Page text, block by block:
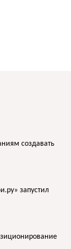
создавать
запустил